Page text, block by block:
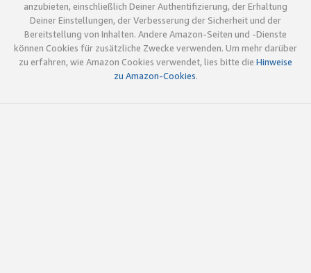
anzubieten, einschließlich Deiner Authentifizierung, der Erhaltung
Deiner Einstellungen, der Verbesserung der Sicherheit und der
Bereitstellung von Inhalten. Andere Amazon-Seiten und -Dienste
können Cookies für zusätzliche Zwecke verwenden. Um mehr darüber
zu erfahren, wie Amazon Cookies verwendet, lies bitte die Hinweise
zu Amazon-Cookies.